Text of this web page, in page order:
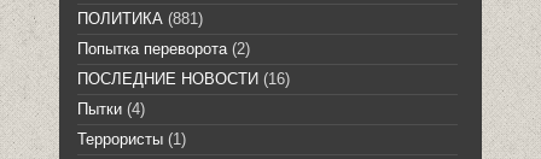
ПОЛИТИКА (881)
Попытка переворота(2)
ПОСЛЕДНИЕ НОВОСТИ (16)
Пытки (4)
Террористы (1)